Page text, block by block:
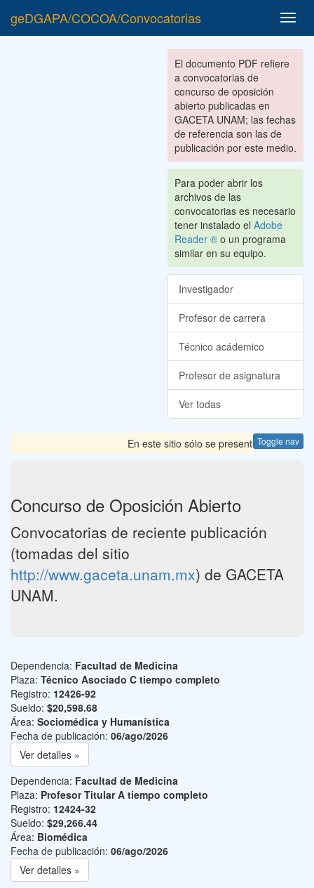
geDGAPA/COCOA/Convocatorias
El documento PDF refiere
a convocatorias de
concurso de oposición
abierto publicadas en
GACETA UNAM; las fechas
de referencia son las de
publicación por este medio.
Para poder abrir los
archivos de las
convocatorias es necesario
tener instalado el Adobe
Reader ® o un programa
similar en su equipo.
Investigador
Profesor de carrera
Técnico acádemico
Profesor de asignatura
Ver todas
Toggle nav
En este sitio sólo se presentan las
Concurso de Oposición Abierto
Convocatorias de reciente publicación
(tomadas del sitio
http://www.gaceta.unam.mx) de GACETA
UNAM.
Dependencia: Facultad de Medicina
Plaza: Técnico Asociado C tiempo completo
Registro: 12426-92
Sueldo: $20,598.68
Área: Sociomédica y Humanística
Fecha de publicación: 06/ago/2026
Ver detalles »
Dependencia: Facultad de Medicina
Plaza: Profesor Titular A tiempo completo
Registro: 12424-32
Sueldo: $29,266.44
Área: Biomédica
Fecha de publicación: 06/ago/2026
Ver detalles »